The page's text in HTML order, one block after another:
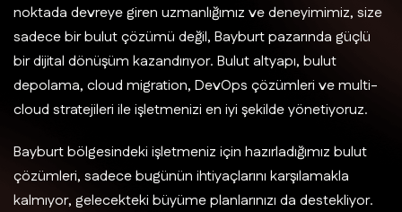
noktada devreye giren uzmanlığımız ve deneyimimiz, size
sadece bir bulut çözümü değil, Bayburt pazarında güçlü
bir dijital dönüşüm kazandırıyor. Bulut altyapı, bulut
depolama, cloud migration, DevOps çözümleri ve multi-
cloud stratejileri ile işletmenizi en iyi şekilde yönetiyoruz.
Bayburt bölgesindeki işletmeniz için hazırladığımız bulut
çözümleri, sadece bugünün ihtiyaçlarını karşılamakla
kalmıyor, gelecekteki büyüme planlarınızı da destekliyor.